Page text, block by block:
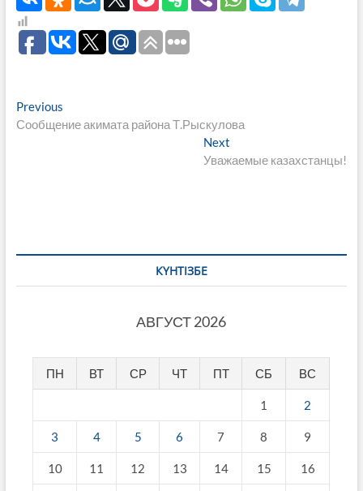
Навигация
по
PreviousPrevious
post:
Сообщение акимата района Т.Рыскулова
Next
post:
Уважаемые казахстанцы!
КҮНТІЗБЕ
АВГУСТ 2026
ПН ВТ СР ЧТ ПТ СБ ВС
1 2
3 4 5 6 7 8 9
10 11 12 13 14 15 16